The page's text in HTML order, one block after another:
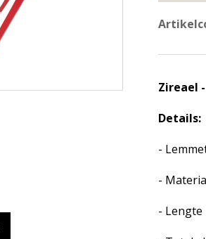
Zireael
Details:
-
-
- Lengte